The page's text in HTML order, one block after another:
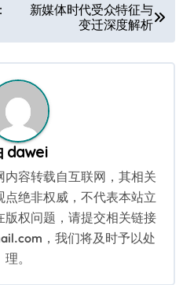
新媒体时代受众特征与
变迁深度解析
dawei
内容转载自互联网，其相关
绝非权威，不代表本站立
版权问题，请提交相关链接
，我们将及时予以处
理。